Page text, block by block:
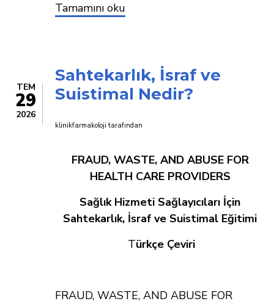
YENİ
BİR
Tamamını oku
TEM
29
2026
Sahtekarlık, İsraf ve
Suistimal Nedir?
klinikfarmakoloji tarafından
FRAUD, WASTE, AND ABUSE FOR
HEALTH CARE PROVIDERS
Sağlık Hizmeti Sağlayıcıları İçin
Sahtekarlık, İsraf ve Suistimal Eğitimi
Türkçe Çeviri
FRAUD, WASTE, AND ABUSE FOR